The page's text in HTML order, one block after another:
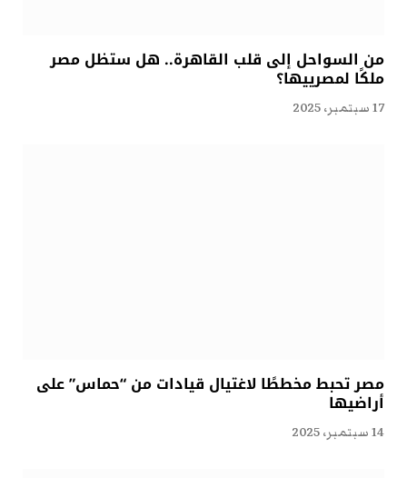
من السواحل إلى قلب القاهرة.. هل ستظل مصر
ملكًا لمصرييها؟
17 سبتمبر، 2025
مصر تحبط مخططًا لاغتيال قيادات من “حماس” على
أراضيها
14 سبتمبر، 2025